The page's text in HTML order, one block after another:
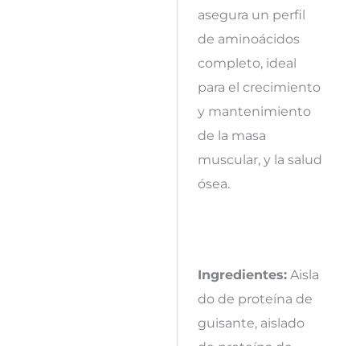
asegura un perfil
de aminoácidos
completo, ideal
para el crecimiento
y mantenimiento
de la masa
muscular, y la salud
ósea.
Ingredientes:Aisla
do de proteína de
guisante, aislado